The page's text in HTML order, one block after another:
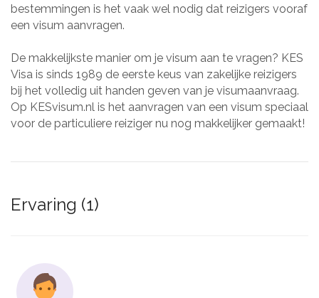
bestemmingen is het vaak wel nodig dat reizigers vooraf
een visum aanvragen.
De makkelijkste manier om je visum aan te vragen? KES
Visa is sinds 1989 de eerste keus van zakelijke reizigers
bij het volledig uit handen geven van je visumaanvraag.
Op KESvisum.nl is het aanvragen van een visum speciaal
voor de particuliere reiziger nu nog makkelijker gemaakt!
Ervaring (1)